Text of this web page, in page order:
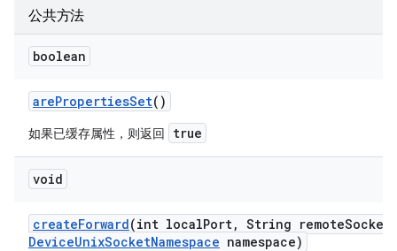
公共方法
boolean
arePropertiesSet()
如果已缓存属性，则返回 true
void
createForward(int localPort, String remoteSocket
DeviceUnixSocketNamespace namespace)